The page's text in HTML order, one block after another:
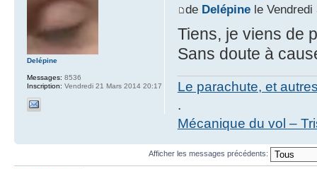
de Delépinele Vendredi
Tiens, je viens de
Sans doute à
Le parachute, et
.
Mécanique du vol –
Delépine
Messages: 8536
Inscription: Vendredi 21 Mars 2014 20:17
Afficher les messages précédents: